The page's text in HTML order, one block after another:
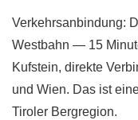
Verkehrsanbindung:
Westbahn — 15
Kufstein, direkte
und Wien. Das ist
Tiroler Bergregion.